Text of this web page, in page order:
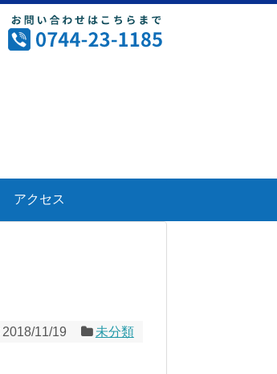
アクセス
2018/11/19 未分類